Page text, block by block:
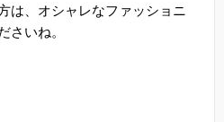
は、オシャレなファッショニ
さいね。